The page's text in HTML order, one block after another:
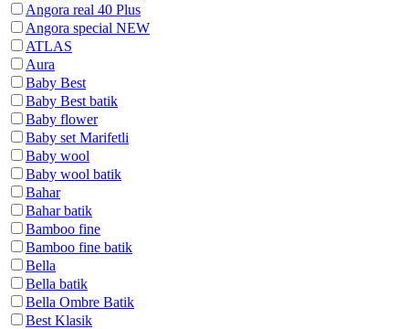
Angora real 40 Plus
Angora special NEW
ATLAS
Aura
Baby Best
Baby Best batik
Baby flower
Baby set Marifetli
Baby wool
Baby wool batik
Bahar
Bahar batik
Bamboo fine
Bamboo fine batik
Bella
Bella batik
Bella Ombre Batik
Best Klasik